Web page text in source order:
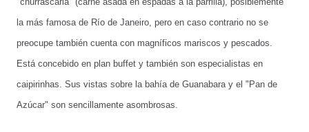
la más famosa de Río de Janeiro, pero en caso contrario no se
preocupe también cuenta con magníficos mariscos y pescados.
Está concebido en plan buffet y también son especialistas en
caipirinhas. Sus vistas sobre la bahía de Guanabara y el "Pan de
Azúcar" son sencillamente asombrosas.